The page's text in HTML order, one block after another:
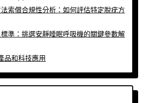
索償合規性分析：如何評估特定脫疣方
準：挑選安靜睡眠呼吸機的關鍵參數解
品和科技應用